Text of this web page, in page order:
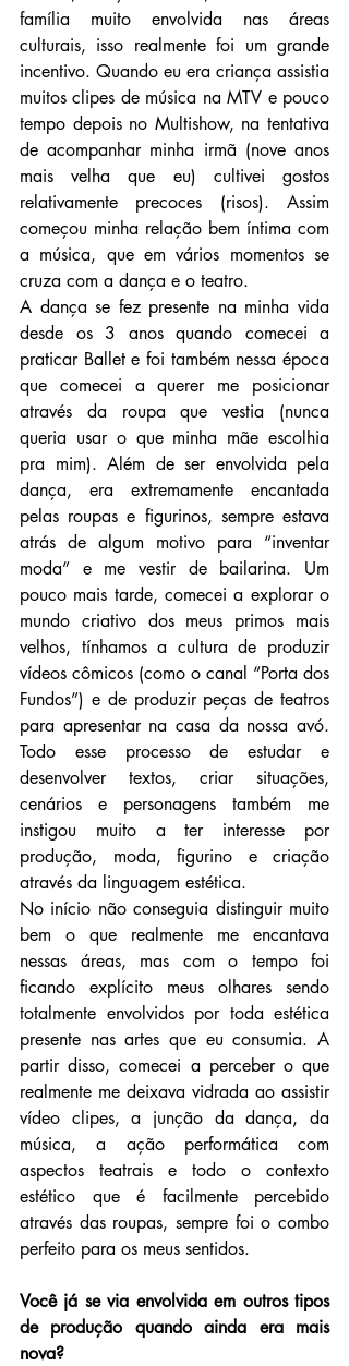
família muito envolvida nas áreas
culturais, isso realmente foi um grande
incentivo. Quando eu era criança assistia
muitos clipes de música na MTV e pouco
tempo depois no Multishow, na tentativa
de acompanhar minha irmã (nove anos
mais velha que eu) cultivei gostos
relativamente precoces (risos). Assim
começou minha relação bem íntima com
a música, que em vários momentos se
cruza com a dança e o teatro.
A dança se fez presente na minha vida
desde os 3 anos quando comecei a
praticar Ballet e foi também nessa época
que comecei a querer me posicionar
através da roupa que vestia (nunca
queria usar o que minha mãe escolhia
pra mim). Além de ser envolvida pela
dança, era extremamente encantada
pelas roupas e figurinos, sempre estava
atrás de algum motivo para “inventar
moda” e me vestir de bailarina. Um
pouco mais tarde, comecei a explorar o
mundo criativo dos meus primos mais
velhos, tínhamos a cultura de produzir
vídeos cômicos (como o canal “Porta dos
Fundos”) e de produzir peças de teatros
para apresentar na casa da nossa avó.
Todo esse processo de estudar e
desenvolver textos, criar situações,
cenários e personagens também me
instigou muito a ter interesse por
produção, moda, figurino e criação
através da linguagem estética.
No início não conseguia distinguir muito
bem o que realmente me encantava
nessas áreas, mas com o tempo foi
ficando explícito meus olhares sendo
totalmente envolvidos por toda estética
presente nas artes que eu consumia. A
partir disso, comecei a perceber o que
realmente me deixava vidrada ao assistir
vídeo clipes, a junção da dança, da
música, a ação performática com
aspectos teatrais e todo o contexto
estético que é facilmente percebido
através das roupas, sempre foi o combo
perfeito para os meus sentidos.
Você já se via envolvida em outros tipos
de produção quando ainda era mais
nova?